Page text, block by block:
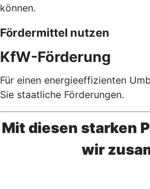
können.
Fördermittel nutzen
KfW-Förderung
Für einen energieeffizienten
Sie staatliche Förderungen.
Mit diesen starken
wir